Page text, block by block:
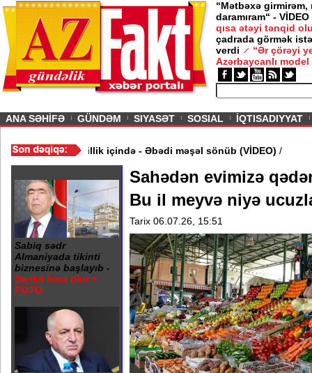
“Mətbəxə girmirəm,
daramıram“ - VİDEO
qısa ətəyi tənqid
çadrada görmək
verdi
“Ər çörəyi
Azərbaycanlı model
ANA SƏHİFƏ GÜNDƏM SIYASƏT SOSIAL İQTISADIYYAT
20 Yanvar abidəsi zibillik içində - Əbədi məşəl sönüb (VİDEO)
Sabiq sədr
Almaniyada tikinti
biznesinə başlayıb -
Şərikli bina tikir +
FOTO
Sahədən evimizə
Bu il meyvə niyə
Tarix 06.07.26, 15:51